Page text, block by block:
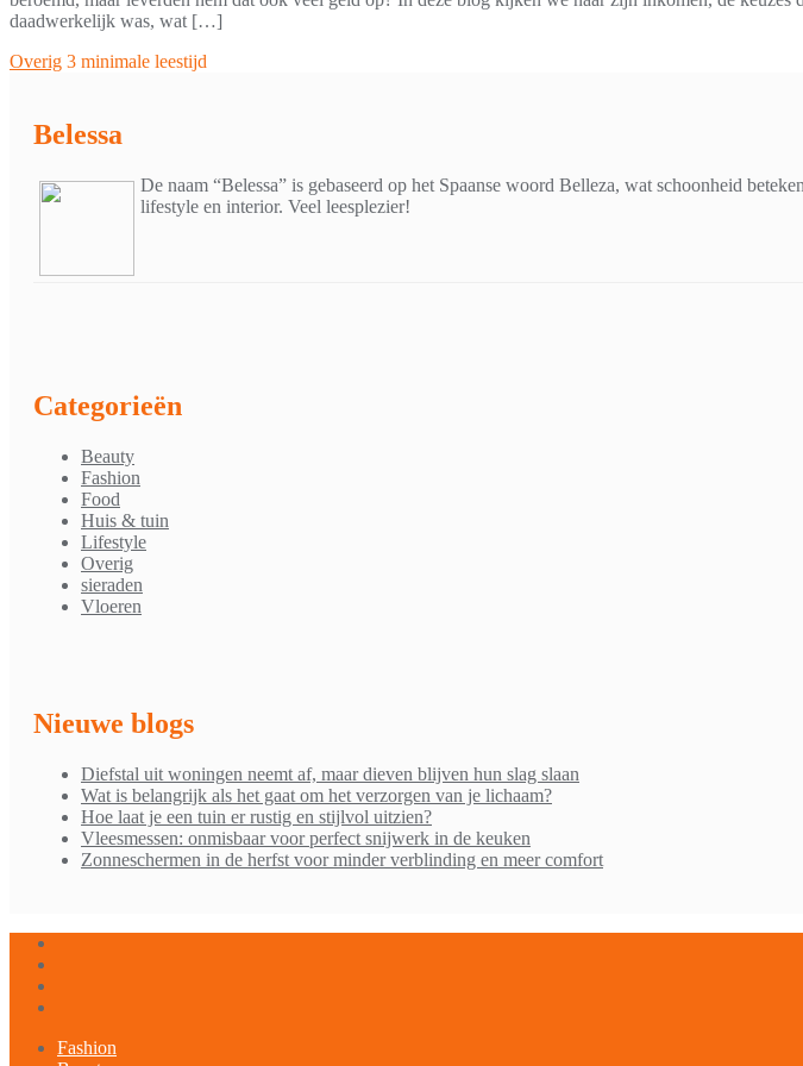
daadwerkelijk was, wat […]
Overig 3 minimale leestijd
Belessa
De naam “Belessa” is gebaseerd op het Spaanse woord Belleza, wat schoonheid
lifestyle en interior. Veel leesplezier!
Categorieën
Beauty
Fashion
Food
Huis & tuin
Lifestyle
Overig
sieraden
Vloeren
Nieuwe blogs
Diefstal uit woningen neemt af, maar dieven blijven hun slag slaan
Wat is belangrijk als het gaat om het verzorgen van je lichaam?
Hoe laat je een tuin er rustig en stijlvol uitzien?
Vleesmessen: onmisbaar voor perfect snijwerk in de keuken
Zonneschermen in de herfst voor minder verblinding en meer comfort
Fashion